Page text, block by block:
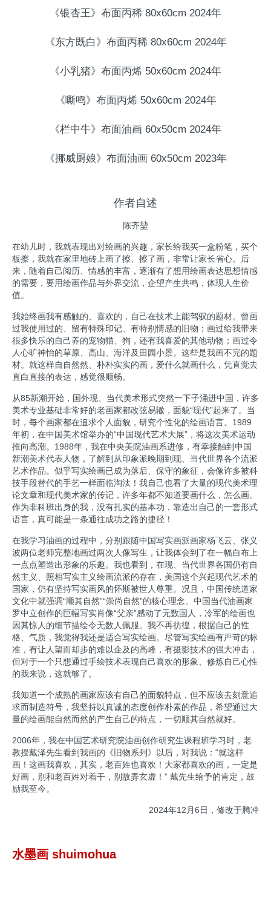
《银杏王》布面丙稀 80x60cm 2024年
《东方既白》布面丙稀 80x60cm 2024年
《小乳猪》布面丙烯 50x60cm 2024年
《嘶鸣》布面丙烯 50x60cm 2024年
《栏中牛》布面油画 60x50cm 2024年
《挪威厨娘》布面油画 60x50cm 2023年
作者自述
陈齐堃
在幼儿时，我就表现出对绘画的兴趣，家长给我买一盒粉笔，买个
板擦，我就在家里地砖上画了擦、擦了画，非常让家长省心。后
来，随着自己阅历、情感的丰富，逐渐有了想用绘画表达思想情感
的需要，要用绘画作品与外界交流，企望产生共鸣，体现人生价
值。
我始终画我有感触的、喜欢的，自己在技术上能驾驭的题材。曾画
过我使用过的、留有特殊印记、有特别情感的旧物；画过给我带来
很多快乐的自己养的宠物猫、狗，还有我喜爱的其他动物；画过令
人心旷神怡的草原、高山、海洋及田园小景。这些是我画不完的题
材。就这样自自然然、朴朴实实的画，爱什么就画什么，凭直觉去
直白直接的表达，感觉很顺畅。
从85新潮开始，国外现、当代美术形式突然一下子涌进中国，许多
美术专业基础非常好的老画家都改弦易辙，面貌“现代”起来了。当
时，每个画家都在追求个人面貌，研究个性化的绘画语言。1989
年初，在中国美术馆举办的“中国现代艺术大展”，将这次美术运动
推向高潮。1988年，我在中央美院油画系进修，有幸接触到中国
新潮美术代表人物，了解到从印象派晚期到现、当代世界各个流派
艺术作品。似乎写实绘画已成为落后、保守的象征，会像许多被科
技手段替代的手艺一样面临淘汰！我自己也看了大量的现代美术理
论文章和现代美术家的传记，许多年都不知道要画什么，怎么画。
作为非科班出身的我，没有扎实的基本功，靠造出自己的一套形式
语言，真可能是一条通往成功之路的捷径！
在我学习油画的过程中，分别跟随中国写实画派画家杨飞云、张义
波两位老师完整地画过两次人像写生，让我体会到了在一幅白布上
一点点塑造出形象的乐趣。我也看到，在现、当代世界各国仍有自
然主义、照相写实主义绘画流派的存在，美国这个兴起现代艺术的
国家，仍有坚持写实画风的怀斯被世人尊重。况且，中国传统道家
文化中就强调“顺其自然”“崇尚自然”的核心理念。中国当代油画家
罗中立创作的巨幅写实肖像“父亲”感动了无数国人，冷军的绘画也
因其惊人的细节描绘令无数人佩服。我不再彷徨，根据自己的性
格、气质，我觉得我还是适合写实绘画。尽管写实绘画有严苛的标
准，有让人望而却步的难以企及的高峰，有摄影技术的强大冲击，
但对于一个只想通过手绘技术表现自己喜欢的形象、修炼自己心性
的我来说，这就够了。
我知道一个成熟的画家应该有自己的面貌特点，但不应该去刻意追
求而制造符号，我坚持以真诚的态度创作朴素的作品，希望通过大
量的绘画能自然而然的产生自己的特点，一切顺其自然就好。
2006年，我在中国艺术研究院油画创作研究生课程班学习时，老
教授戴泽先生看到我画的《旧物系列》以后，对我说：“就这样
画！这画我喜欢，其实，老百姓也喜欢！大家都喜欢的画，一定是
好画，别和老百姓对着干，别故弄玄虚！” 戴先生给予的肯定，鼓
励我至今。
2024年12月6日，修改于腾冲
水墨画 shuimohua